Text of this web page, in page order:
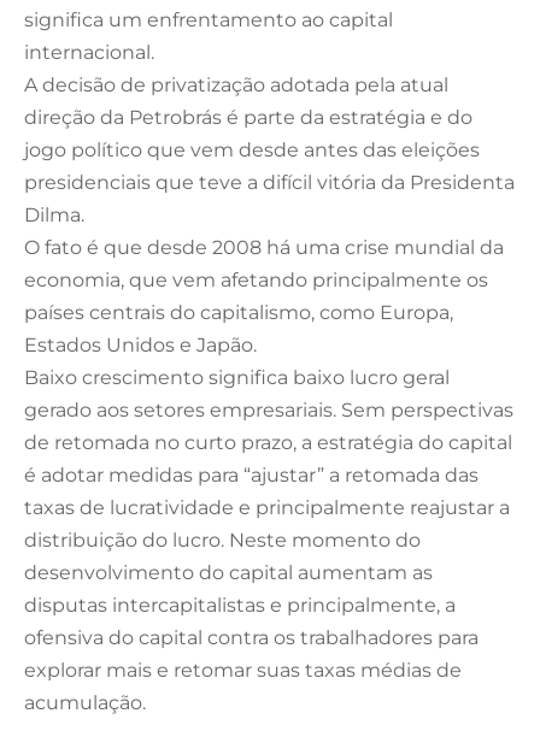
significa um enfrentamento ao capital
internacional.
A decisão de privatização adotada pela atual
direção da Petrobrás é parte da estratégia e do
jogo político que vem desde antes das eleições
presidenciais que teve a difícil vitória da Presidenta
Dilma.
O fato é que desde 2008 há uma crise mundial da
economia, que vem afetando principalmente os
países centrais do capitalismo, como Europa,
Estados Unidos e Japão.
Baixo crescimento significa baixo lucro geral
gerado aos setores empresariais. Sem perspectivas
de retomada no curto prazo, a estratégia do capital
é adotar medidas para “ajustar” a retomada das
taxas de lucratividade e principalmente reajustar a
distribuição do lucro. Neste momento do
desenvolvimento do capital aumentam as
disputas intercapitalistas e principalmente, a
ofensiva do capital contra os trabalhadores para
explorar mais e retomar suas taxas médias de
acumulação.